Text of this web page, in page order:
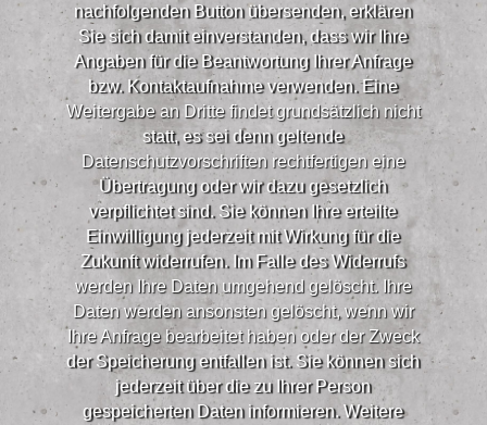
nachfolgenden Button übersenden, erklären
Sie sich damit einverstanden, dass wir Ihre
Angaben für die Beantwortung Ihrer Anfrage
bzw. Kontaktaufnahme verwenden. Eine
Weitergabe an Dritte findet grundsätzlich nicht
statt, es sei denn geltende
Datenschutzvorschriften rechtfertigen eine
Übertragung oder wir dazu gesetzlich
verpflichtet sind. Sie können Ihre erteilte
Einwilligung jederzeit mit Wirkung für die
Zukunft widerrufen. Im Falle des Widerrufs
werden Ihre Daten umgehend gelöscht. Ihre
Daten werden ansonsten gelöscht, wenn wir
Ihre Anfrage bearbeitet haben oder der Zweck
der Speicherung entfallen ist. Sie können sich
jederzeit über die zu Ihrer Person
gespeicherten Daten informieren. Weitere